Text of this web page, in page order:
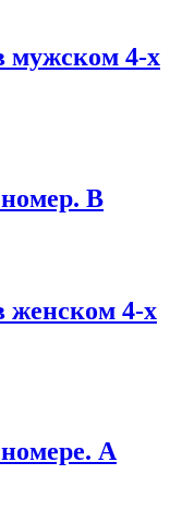
мужском 4-х
B
женском 4-х
А